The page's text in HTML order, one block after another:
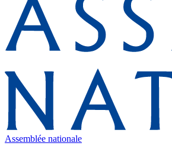
Assemblée nationale